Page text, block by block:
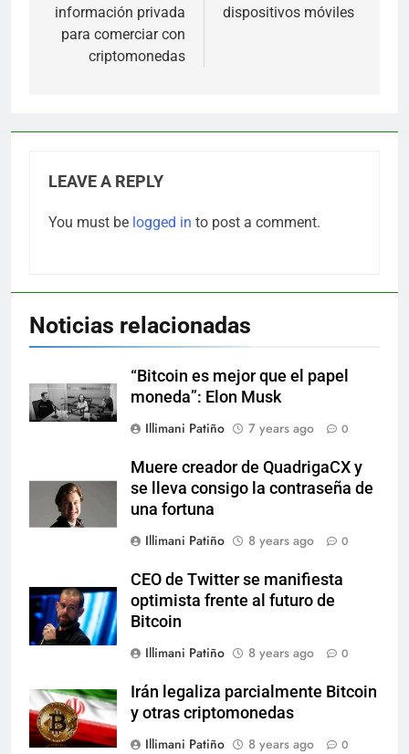
información privada
para comerciar con
criptomonedas
dispositivos móviles
LEAVE A REPLY
You must be logged in to post a comment.
Noticias relacionadas
“Bitcoin es mejor que el papel
moneda”: Elon Musk
Illimani Patiño
7 years ago 0
Muere creador de QuadrigaCX y
se lleva consigo la contraseña de
una fortuna
Illimani Patiño
8 years ago 0
CEO de Twitter se manifiesta
optimista frente al futuro de
Bitcoin
Illimani Patiño
8 years ago 0
Irán legaliza parcialmente Bitcoin
y otras criptomonedas
Illimani Patiño
8 years ago 0